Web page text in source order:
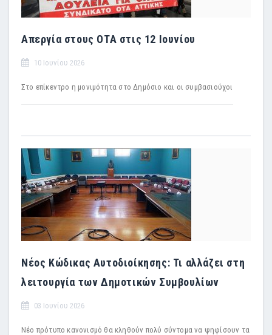
Απεργία στους ΟΤΑ στις 12 Ιουνίου
10 Ιουνίου 2026
Στο επίκεντρο η μονιμότητα στο Δημόσιο και οι συμβασιούχοι
Νέος Κώδικας Αυτοδιοίκησης: Τι αλλάζει στη
λειτουργία των Δημοτικών Συμβουλίων
03 Ιουνίου 2026
Νέο πρότυπο κανονισμό θα κληθούν πολύ σύντομα να ψηφίσουν τα